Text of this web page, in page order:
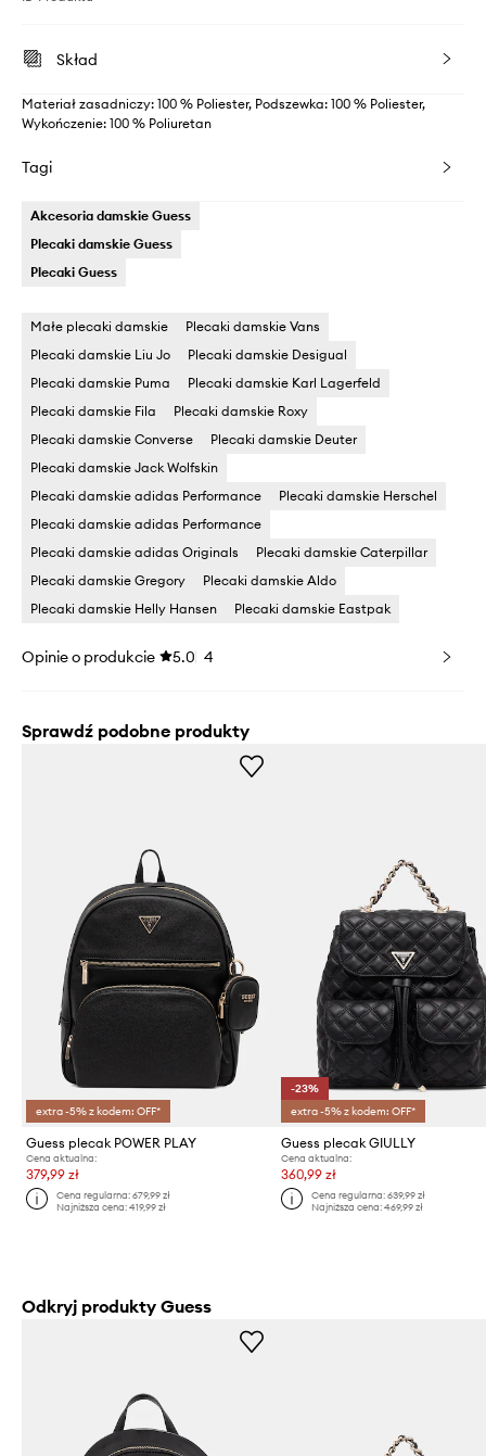
Skład
Materiał zasadniczy: 100 % Poliester, Podszewka: 100 % Poliester,
Wykończenie: 100 % Poliuretan
Tagi
Akcesoria damskie Guess
Plecaki damskie Guess
Plecaki Guess
Małe plecaki damskie
Plecaki damskie Vans
Plecaki damskie Liu Jo
Plecaki damskie Desigual
Plecaki damskie Puma
Plecaki damskie Karl Lagerfeld
Plecaki damskie Fila
Plecaki damskie Roxy
Plecaki damskie Converse
Plecaki damskie Deuter
Plecaki damskie Jack Wolfskin
Plecaki damskie adidas Performance
Plecaki damskie Herschel
Plecaki damskie adidas Performance
Plecaki damskie adidas Originals
Plecaki damskie Caterpillar
Plecaki damskie Gregory
Plecaki damskie Aldo
Plecaki damskie Helly Hansen
Plecaki damskie Eastpak
Opinie o produkcie 5.0 4
Sprawdź podobne produkty
extra -5% z kodem: OFF*
Guess plecak POWER PLAY
Cena aktualna:
379,99 zł
Cena regularna:679,99 zł
Najniższa cena:419,99 zł
-23%
extra -5% z kodem: OFF*
Guess plecak GIULLY
Cena aktualna:
360,99 zł
Cena regularna: 639,99 zł
Najniższa cena: 469,99 zł
Odkryj produkty Guess